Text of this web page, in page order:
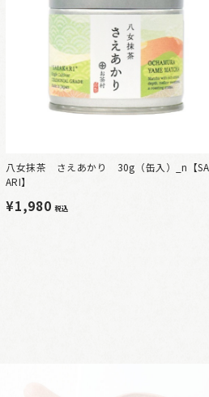
八女抹茶 さえあかり 30g（缶入）_n【
ARI】
¥1,980税込